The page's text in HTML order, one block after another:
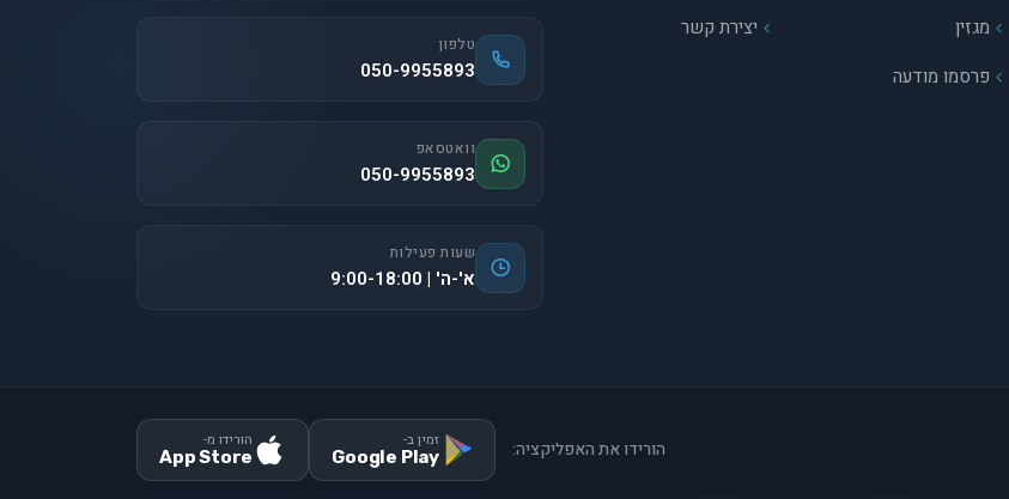
מגזין
פרסמו מודעה
יצירת קשר
טלפון
050-9955893
וואטסאפ
050-9955893
שעות פעילות
א'-ה' | 9:00-18:00
הורידו את האפליקציה: זמין ב-
Google Play
הורידו מ-
App Store